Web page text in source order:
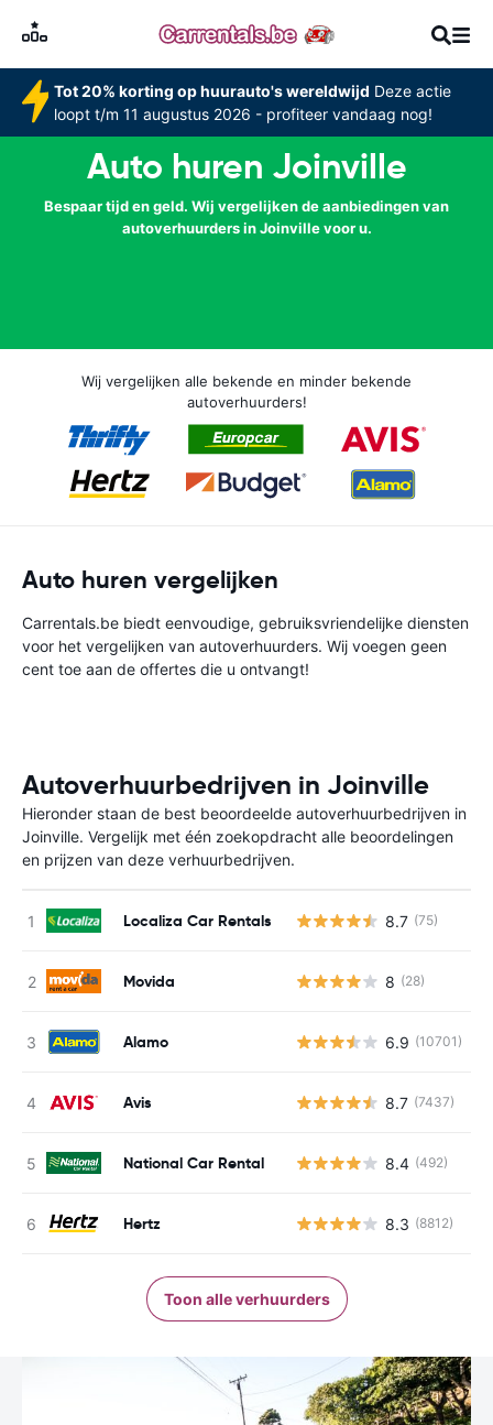
Tot 20% korting op huurauto's wereldwijd Deze actie
loopt t/m 11 augustus 2026 - profiteer vandaag nog!
Auto huren Joinville
Bespaar tijd en geld. Wij vergelijken de aanbiedingen van
autoverhuurders in Joinville voor u.
Wij vergelijken alle bekende en minder bekende
autoverhuurders!
Auto huren vergelijken
Carrentals.be biedt eenvoudige, gebruiksvriendelijke diensten
voor het vergelijken van autoverhuurders. Wij voegen geen
cent toe aan de offertes die u ontvangt!
Autoverhuurbedrijven in Joinville
Hieronder staan de best beoordeelde autoverhuurbedrijven in
Joinville. Vergelijk met één zoekopdracht alle beoordelingen
en prijzen van deze verhuurbedrijven.
Localiza Car Rentals 8.7 (75)
Movida 8 (28)
Alamo 6.9 (10701)
Avis 8.7 (7437)
National Car Rental 8.4 (492)
Hertz 8.3 (8812)
Toon alle verhuurders